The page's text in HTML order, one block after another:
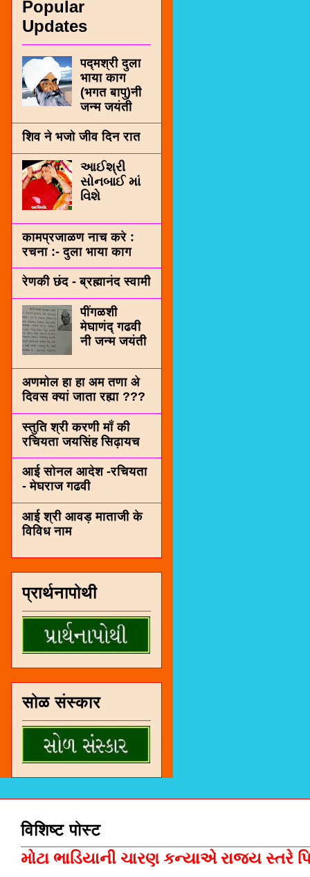
Popular
Updates
पद्मश्री दुला
भाया काग
(भगत बापु)नी
जन्म जयंती
शिव ने भजो जीव दिन रात
આઈશ્રી
સોનબાઈ માં
વિશે
कामप्रजाळण नाच करे :
रचना :- दुला भाया काग
रेणकी छंद - ब्रह्मानंद स्वामी
पींगळशी
मेघाणंद् गढवी
नी जन्म जयंती
अणमोल हा हा अम तणा अे
दिवस क्यां जाता रह्या ???
स्तुति श्री करणी माँ की
रचियता जयसिंह सिढ़ायच
आई सोनल आदेश -रचियता
- मेघराज गढवी
आई श्री आवड़ माताजी के
विविध नाम
प्रार्थनापोथी
सोळ संस्कार
विशिष्ट पोस्ट
મોટા ભાડિયાની ચારણ કન્યાએ રાજ્ય સ્તરે